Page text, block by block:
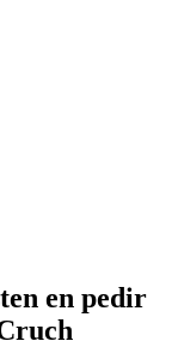
en pedir